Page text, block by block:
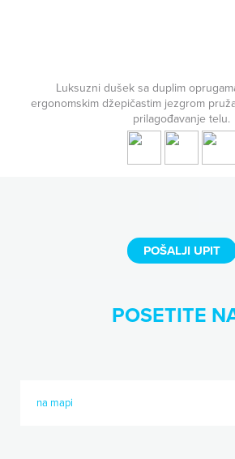
Luksuzni dušek sa duplim
ergonomskim džepičastim jezgrom
prilagođavanje telu.
POŠALJI UPIT
POSETITE
na mapi